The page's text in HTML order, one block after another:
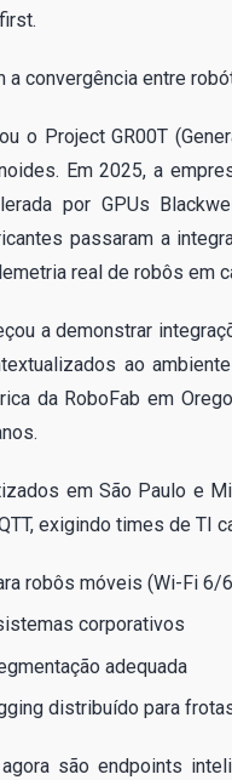
convergência entre
o Project GR00T
Em 2025, a
por GPUs
passaram a
real de robôs em
a demonstrar
ao
da RoboFab em
em São Paulo e
exigindo times de TI
robôs móveis (Wi-Fi 6/
corporativos
adequada
distribuído para
são endpoints